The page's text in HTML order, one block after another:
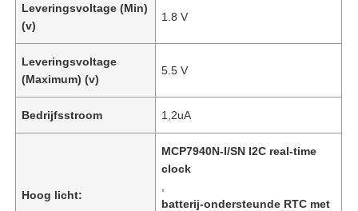
Leveringsvoltage (Min)
(v)
1.8 V
Leveringsvoltage
(Maximum) (v)
5.5 V
Bedrijfsstroom 1,2uA
Hoog licht:
MCP7940N-I/SN I2C real-time
clock
batterij-ondersteunde RTC met